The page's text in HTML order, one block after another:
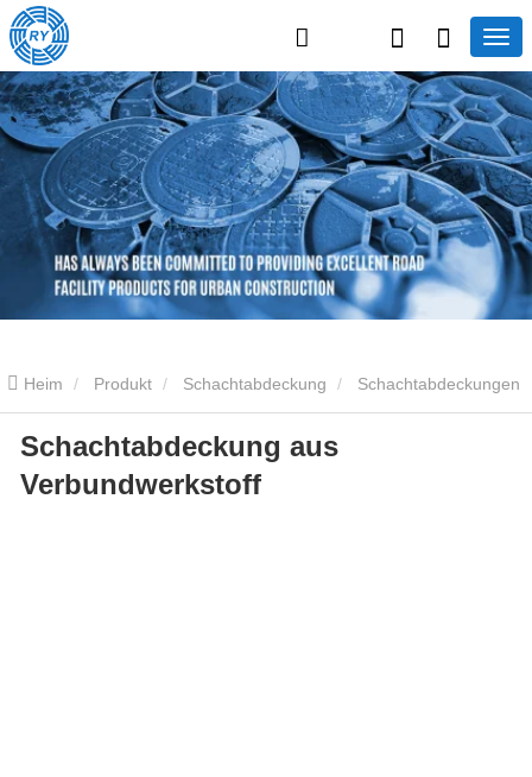
Heim Produkt Schachtabdeckung Schachtabdeckungen
aus Verbundwerkstoff Schachtabdeckung aus Verbundwerkstoff
Schachtabdeckung aus
Verbundwerkstoff